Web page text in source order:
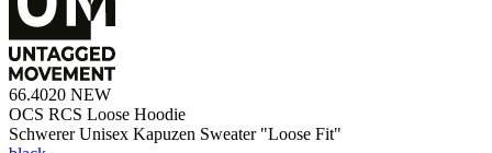
66.4020 NEW
OCS RCS Loose Hoodie
Schwerer Unisex Kapuzen Sweater "Loose Fit"